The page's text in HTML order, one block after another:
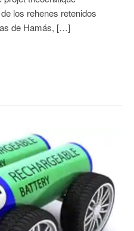
los rehenes retenidos
de Hamás, […]